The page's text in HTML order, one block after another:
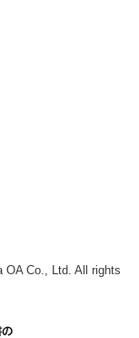
OA Co., Ltd. All rights